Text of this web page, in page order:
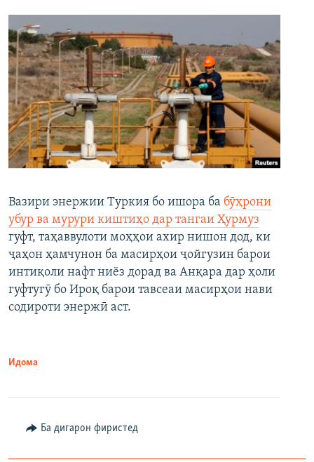
Вазири энержии Туркия бо ишора ба бӯҳрони
убур ва мурури киштиҳо дар тангаи Ҳурмуз
гуфт, таҳаввулоти моҳҳои ахир нишон дод, ки
ҷаҳон ҳамчунон ба масирҳои ҷойгузин барои
интиқоли нафт ниёз дорад ва Анқара дар ҳоли
гуфтугӯ бо Ироқ барои тавсеаи масирҳои нави
содироти энержӣ аст.
Идома
Ба дигарон фиристед